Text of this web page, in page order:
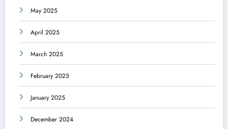
May 2025
April 2025
March 2025
February 2025
January 2025
December 2024